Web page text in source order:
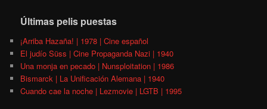
Últimas pelis puestas
¡Arriba Hazaña! | 1978 | Cine español
El judío Süss | Cine Propaganda Nazi | 1940
Una monja en pecado | Nunsploitation | 1986
Bismarck | La Unificación Alemana | 1940
Cuando cae la noche | Lezmovie | LGTB | 1995